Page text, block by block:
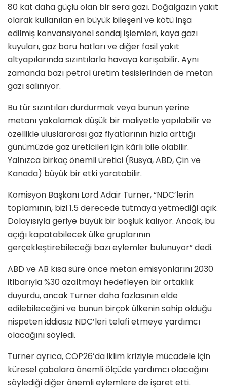
80 kat daha güçlü olan bir sera gazı. Doğalgazın yakıt
olarak kullanılan en büyük bileşeni ve kötü inşa
edilmiş konvansiyonel sondaj işlemleri, kaya gazı
kuyuları, gaz boru hatları ve diğer fosil yakıt
altyapılarında sızıntılarla havaya karışabilir. Aynı
zamanda bazı petrol üretim tesislerinden de metan
gazı salınıyor.
Bu tür sızıntıları durdurmak veya bunun yerine
metanı yakalamak düşük bir maliyetle yapılabilir ve
özellikle uluslararası gaz fiyatlarının hızla arttığı
günümüzde gaz üreticileri için kârlı bile olabilir.
Yalnızca birkaç önemli üretici (Rusya, ABD, Çin ve
Kanada) büyük bir etki yaratabilir.
Komisyon Başkanı Lord Adair Turner, “NDC’lerin
toplamının, bizi 1.5 derecede tutmaya yetmediği açık.
Dolayısıyla geriye büyük bir boşluk kalıyor. Ancak, bu
açığı kapatabilecek ülke gruplarının
gerçekleştirebileceği bazı eylemler bulunuyor” dedi.
ABD ve AB kısa süre önce metan emisyonlarını 2030
itibarıyla %30 azaltmayı hedefleyen bir ortaklık
duyurdu, ancak Turner daha fazlasının elde
edilebileceğini ve bunun birçok ülkenin sahip olduğu
nispeten iddiasız NDC’leri telafi etmeye yardımcı
olacağını söyledi.
Turner ayrıca, COP26’da iklim kriziyle mücadele için
küresel çabalara önemli ölçüde yardımcı olacağını
söylediği diğer önemli eylemlere de işaret etti.